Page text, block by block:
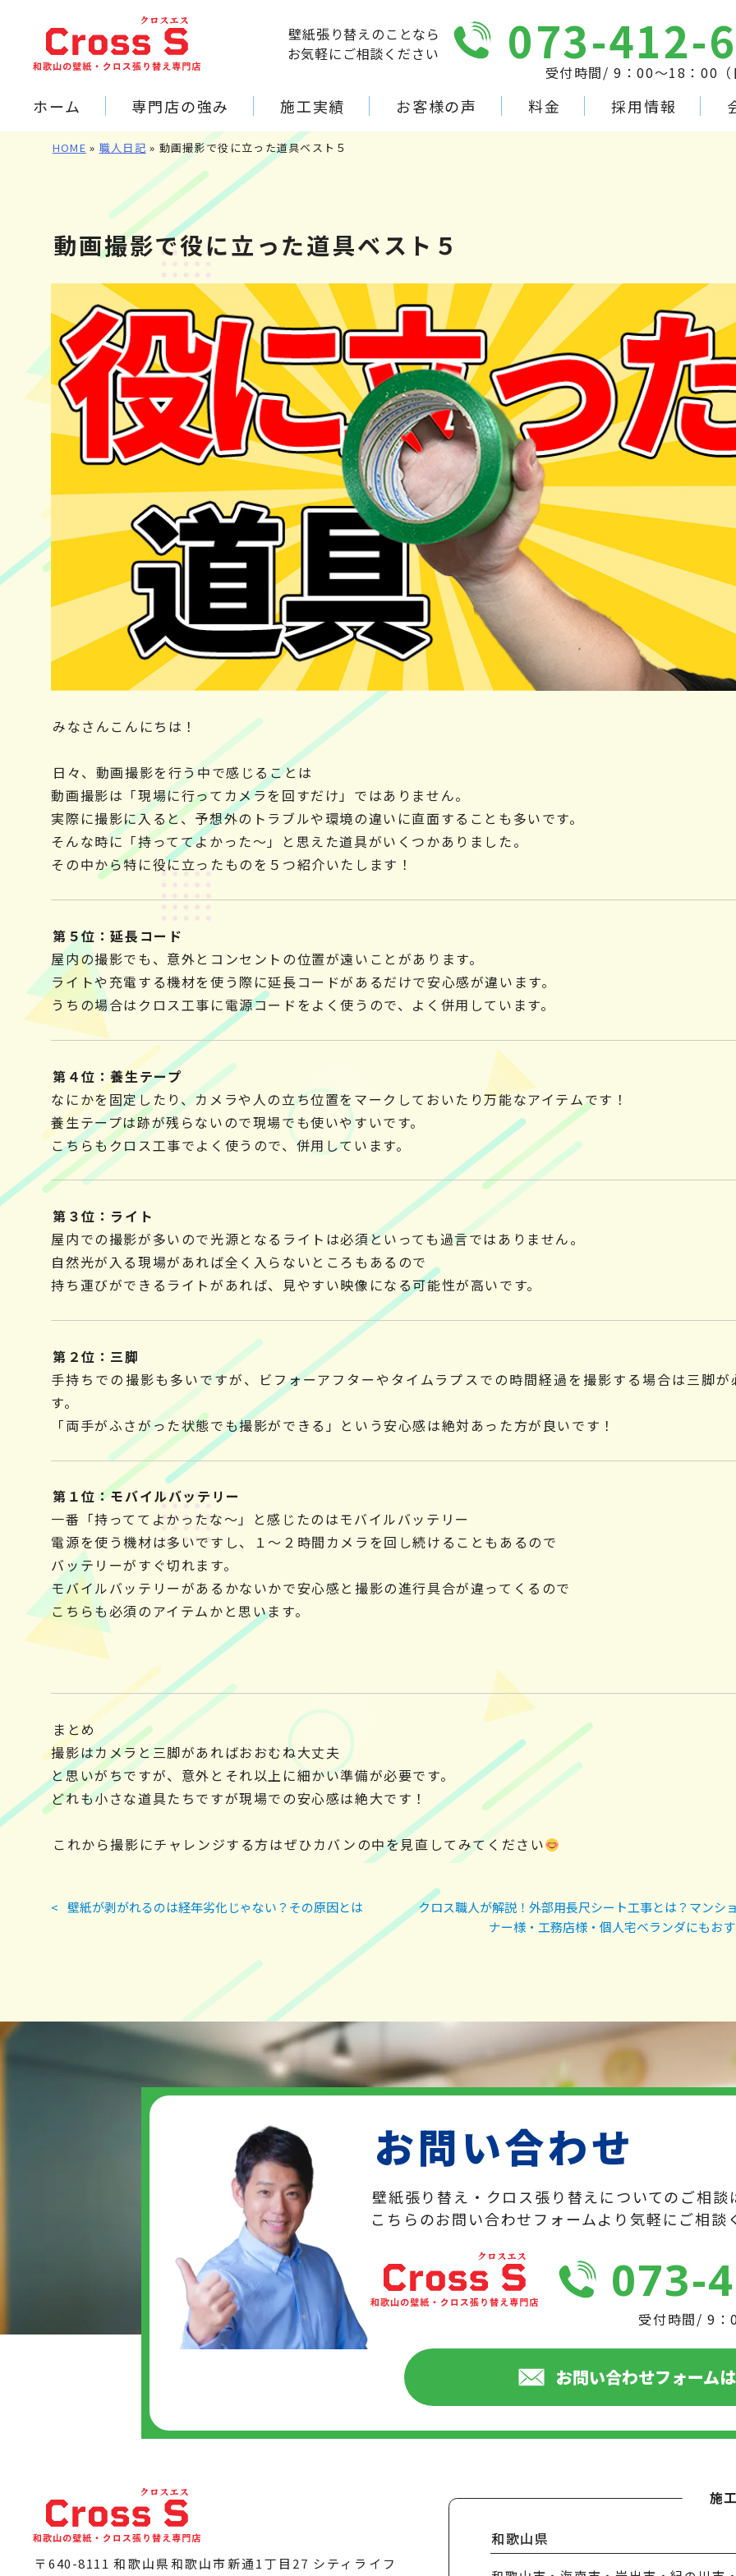
ホーム 専門店の強み 施工実績 お客様の声 料金 採用情報
壁紙張り替えのことなら
お気軽にご相談ください
073-412-
受付時間/ 9：00～18：00（
HOME » 職人日記 » 動画撮影で役に立った道具ベスト５
動画撮影で役に立った道具ベスト５
みなさんこんにちは！
日々、動画撮影を行う中で感じることは
動画撮影は「現場に行ってカメラを回すだけ」ではありません。
実際に撮影に入ると、予想外のトラブルや環境の違いに直面することも多いです。
そんな時に「持っててよかった～」と思えた道具がいくつかありました。
その中から特に役に立ったものを５つ紹介いたします！
第５位：延長コード
屋内の撮影でも、意外とコンセントの位置が遠いことがあります。
ライトや充電する機材を使う際に延長コードがあるだけで安心感が違います。
うちの場合はクロス工事に電源コードをよく使うので、よく併用しています。
第４位：養生テープ
なにかを固定したり、カメラや人の立ち位置をマークしておいたり万能なアイテムです！
養生テープは跡が残らないので現場でも使いやすいです。
こちらもクロス工事でよく使うので、併用しています。
第３位：ライト
屋内での撮影が多いので光源となるライトは必須といっても過言ではありません。
自然光が入る現場があれば全く入らないところもあるので
持ち運びができるライトがあれば、見やすい映像になる可能性が高いです。
第２位：三脚
手持ちでの撮影も多いですが、ビフォーアフターやタイムラプスでの時間経過を撮影する場合は三脚が
す。
「両手がふさがった状態でも撮影ができる」という安心感は絶対あった方が良いです！
第１位：モバイルバッテリー
一番「持っててよかったな～」と感じたのはモバイルバッテリー
電源を使う機材は多いですし、１～２時間カメラを回し続けることもあるので
バッテリーがすぐ切れます。
モバイルバッテリーがあるかないかで安心感と撮影の進行具合が違ってくるので
こちらも必須のアイテムかと思います。
まとめ
撮影はカメラと三脚があればおおむね大丈夫
と思いがちですが、意外とそれ以上に細かい準備が必要です。
どれも小さな道具たちですが現場での安心感は絶大です！
これから撮影にチャレンジする方はぜひカバンの中を見直してみてください
投
ゲ
< 壁紙が剥がれるのは経年劣化じゃない？その原因とは
クロス職人が解説！外部用長尺シート工事とは？マンシ
ナー様・工務店様・個人宅ベランダにもお
お問い合わせ
壁紙張り替え・クロス張り替えについてのご相
こちらのお問い合わせフォームより気軽にご相談
073-
受付時間/ 9：
お問い合わせフォーム
〒640-8111 和歌山県和歌山市新通1丁目27 シティライフ
施
和歌山県